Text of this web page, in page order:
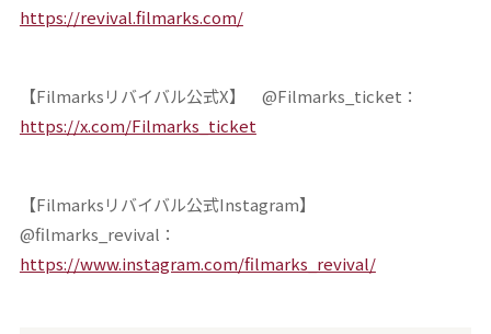
https://revival.filmarks.com/
【Filmarksリバイバル公式X】 @Filmarks_ticket：
https://x.com/Filmarks_ticket
【Filmarksリバイバル公式Instagram】
@filmarks_revival：
https://www.instagram.com/filmarks_revival/